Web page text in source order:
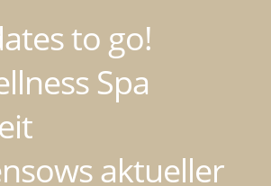
to go!
Spa
aktueller